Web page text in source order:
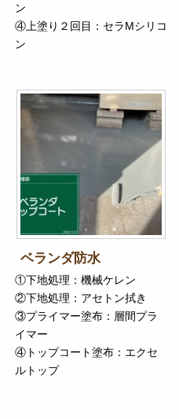
ン
④上塗り２回目：セラMシリコ
ン
ベランダ防水
①下地処理：機械ケレン
②下地処理：アセトン拭き
③プライマー塗布：層間プラ
イマー
④トップコート塗布：エクセ
ルトップ